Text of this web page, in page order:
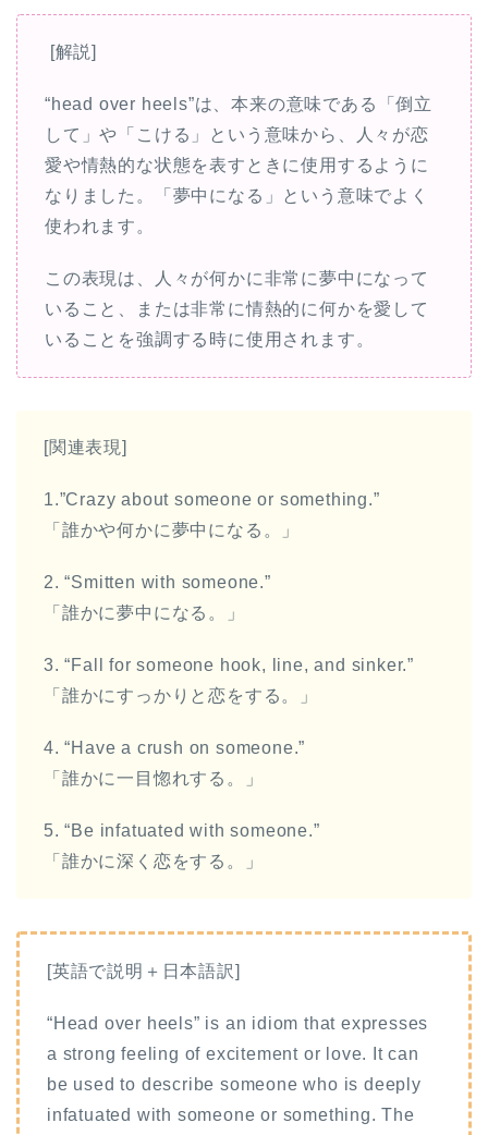
レ
ー
ー
[解説]
“head over heels”は、本来の意味である「倒立
して」や「こける」という意味から、人々が恋
愛や情熱的な状態を表すときに使用するように
なりました。「夢中になる」という意味でよく
使われます。
この表現は、人々が何かに非常に夢中になって
いること、または非常に情熱的に何かを愛して
いることを強調する時に使用されます。
[関連表現]
1.”Crazy about someone or something.”
「誰かや何かに夢中になる。」
2. “Smitten with someone.”
「誰かに夢中になる。」
3. “Fall for someone hook, line, and sinker.”
「誰かにすっかりと恋をする。」
4. “Have a crush on someone.”
「誰かに一目惚れする。」
5. “Be infatuated with someone.”
「誰かに深く恋をする。」
[英語で説明＋日本語訳]
“Head over heels” is an idiom that expresses
a strong feeling of excitement or love. It can
be used to describe someone who is deeply
infatuated with someone or something. The